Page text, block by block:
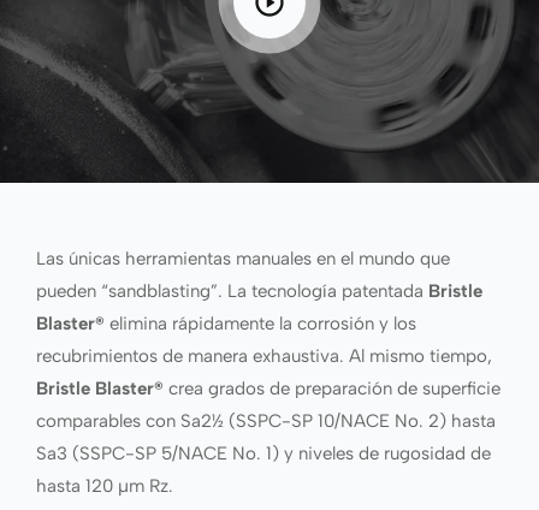
Las únicas herramientas manuales en el mundo que
pueden “sandblasting”. La tecnología patentada Bristle
Blaster® elimina rápidamente la corrosión y los
recubrimientos de manera exhaustiva. Al mismo tiempo,
Bristle Blaster® crea grados de preparación de superficie
comparables con Sa2½ (SSPC-SP 10/NACE No. 2) hasta
Sa3 (SSPC-SP 5/NACE No. 1) y niveles de rugosidad de
hasta 120 µm Rz.